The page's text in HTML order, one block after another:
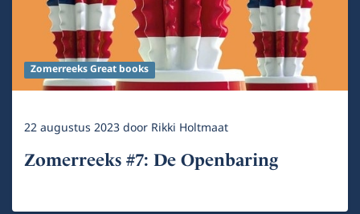
Zomerreeks Great books
22 augustus 2023door Rikki Holtmaat
Zomerreeks #7: De Openbaring